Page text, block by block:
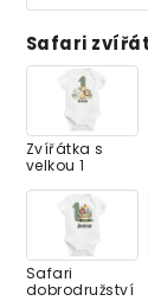
Safari
Zvířátka s
velkou 1
Safari
dobrodružství